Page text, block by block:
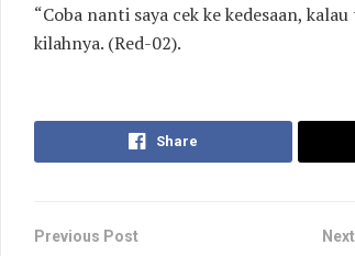
“Coba nanti saya cek ke kedesaan,
kilahnya. (Red-02).
Share
Previous Post